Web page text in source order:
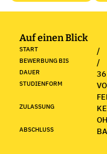
Auf einen Blick
START /
BEWERBUNG BIS /
DAUER 36
STUDIENFORM
ZULASSUNG
ABSCHLUSS